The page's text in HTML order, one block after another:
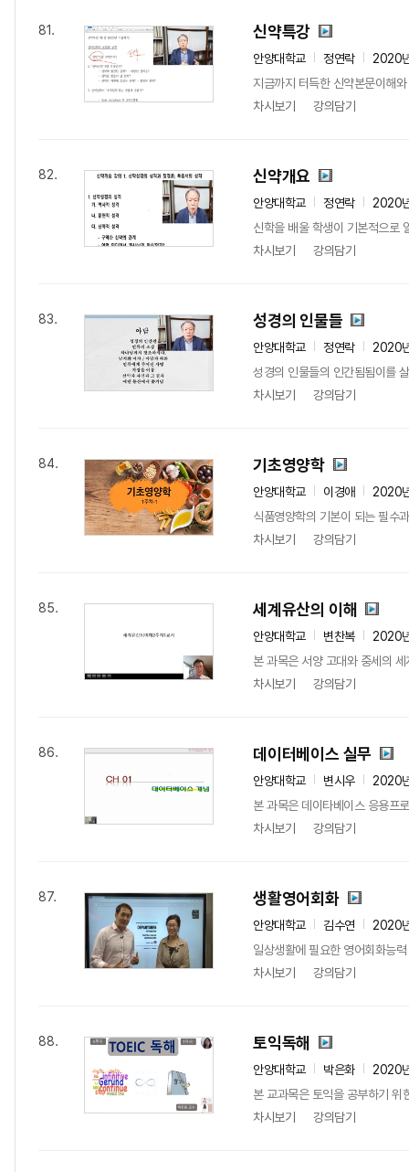
81. 신약특강
안양대학교 정연락
2020
지금까지 터득한 신약본문이해
차시보기
강의담기
82. 신약개요
안양대학교 정연락
2020
신학을 배울 학생이 기본적으로
차시보기
강의담기
83. 성경의 인물들
안양대학교 정연락
2020
성경의 인물들의 인간됨됨이를
차시보기
강의담기
84. 기초영양학
안양대학교 이경애
2020
식품영양학의 기본이 되는 필수
차시보기
강의담기
85. 세계유산의 이해
안양대학교 변찬복
2020
본 과목은 서양 고대와 중세의
차시보기
강의담기
86. 데이터베이스 실무
안양대학교 변시우
2020
본 과목은 데이타베이스 응용프
차시보기
강의담기
87. 생활영어회화
안양대학교 김수연
2020
일상생활에 필요한 영어회화능
차시보기
강의담기
88. 토익독해
안양대학교 박은화
2020
본 교과목은 토익을 공부하기 위
차시보기
강의담기